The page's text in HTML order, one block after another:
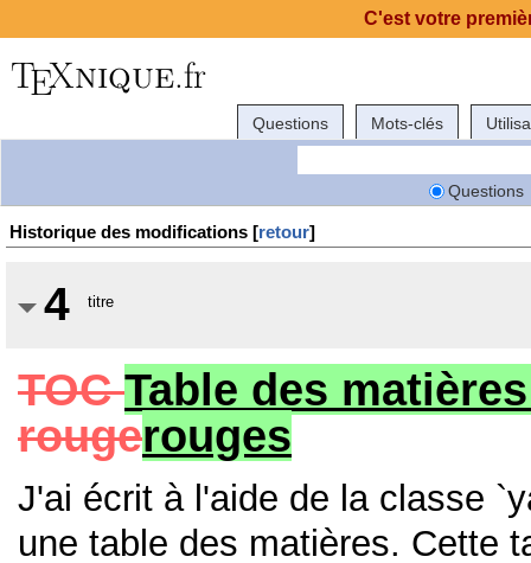
Questions Mots-clés
Questions
Historique des modifications [retour]
4 titre
TOCTable des
rougerouges
J'ai écrit à l'aide de la classe
une table des matières. Cette
C'est votre